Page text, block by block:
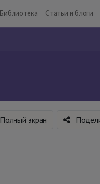
Библиотека Статьи и блоги
Полный экран